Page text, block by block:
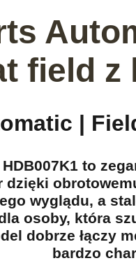
field z
|
to
wyglądu, a
osoby, która
dobrze łączy
bardzo